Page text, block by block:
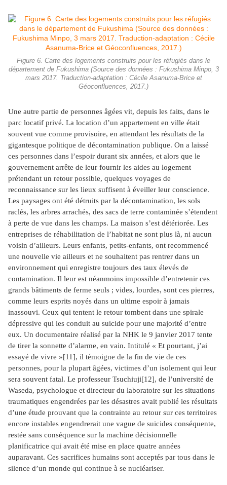
Figure 6. Carte des logements construits pour les réfugiés dans le
département de Fukushima (Source des données : Fukushima Minpo, 3
mars 2017. Traduction-adaptation : Cécile Asanuma-Brice et
Géoconfluences, 2017.)
Une autre partie de personnes âgées vit, depuis les faits, dans le
parc locatif privé. La location d’un appartement en ville était
souvent vue comme provisoire, en attendant les résultats de la
gigantesque politique de décontamination publique. On a laissé
ces personnes dans l’espoir durant six années, et alors que le
gouvernement arrête de leur fournir les aides au logement
prétendant un retour possible, quelques voyages de
reconnaissance sur les lieux suffisent à éveiller leur conscience.
Les paysages ont été détruits par la décontamination, les sols
raclés, les arbres arrachés, des sacs de terre contaminée s’étendent
à perte de vue dans les champs. La maison s’est détériorée. Les
entreprises de réhabilitation de l’habitat ne sont plus là, ni aucun
voisin d’ailleurs. Leurs enfants, petits-enfants, ont recommencé
une nouvelle vie ailleurs et ne souhaitent pas rentrer dans un
environnement qui enregistre toujours des taux élevés de
contamination. Il leur est néanmoins impossible d’entretenir ces
grands bâtiments de ferme seuls ; vides, lourdes, sont ces pierres,
comme leurs esprits noyés dans un ultime espoir à jamais
inassouvi. Ceux qui tentent le retour tombent dans une spirale
dépressive qui les conduit au suicide pour une majorité d’entre
eux. Un documentaire réalisé par la NHK le 9 janvier 2017 tente
de tirer la sonnette d’alarme, en vain. Intitulé « Et pourtant, j’ai
essayé de vivre »[11], il témoigne de la fin de vie de ces
personnes, pour la plupart âgées, victimes d’un isolement qui leur
sera souvent fatal. Le professeur Tsuchiuji[12], de l’université de
Waseda, psychologue et directeur du laboratoire sur les situations
traumatiques engendrées par les désastres avait publié les résultats
d’une étude prouvant que la contrainte au retour sur ces territoires
encore instables engendrerait une vague de suicides conséquente,
restée sans conséquence sur la machine décisionnelle
planificatrice qui avait été mise en place quatre années
auparavant. Ces sacrifices humains sont acceptés par tous dans le
silence d’un monde qui continue à se nucléariser.